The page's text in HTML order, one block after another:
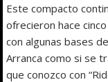
Este compacto
ofrecieron hace
con algunas bases
Arranca como si se
que conozco con